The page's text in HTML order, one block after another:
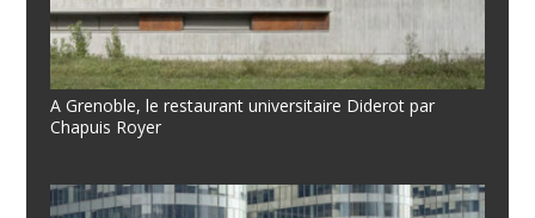
A Grenoble, le restaurant universitaire Diderot par
Chapuis Royer